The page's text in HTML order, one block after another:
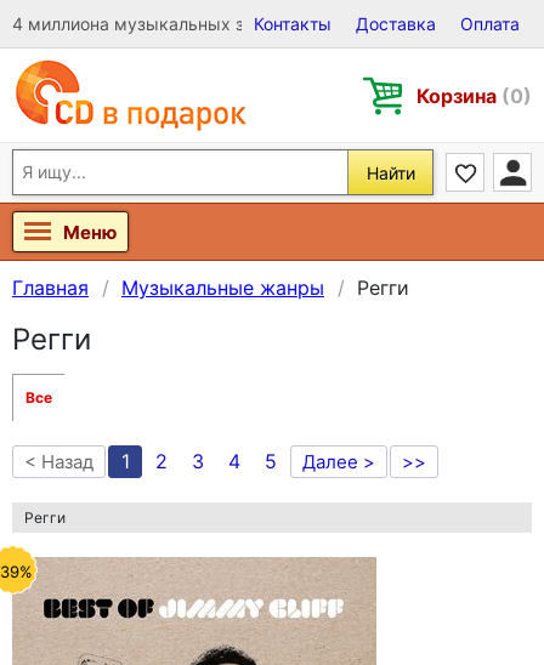
4 миллиона музыкальных записей на Виниле, CD и DVD
Контакты Доставка Оплата
Корзина (0)
Найти
Меню
Главная Музыкальные жанры Регги
Регги
Все
< Назад 1 2 3 4 5 Далее > >>
Регги